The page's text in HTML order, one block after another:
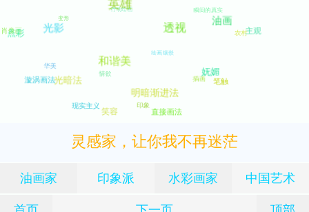
油画家 印象派 水彩画家 中国艺术
灵感家，让你我不再迷茫